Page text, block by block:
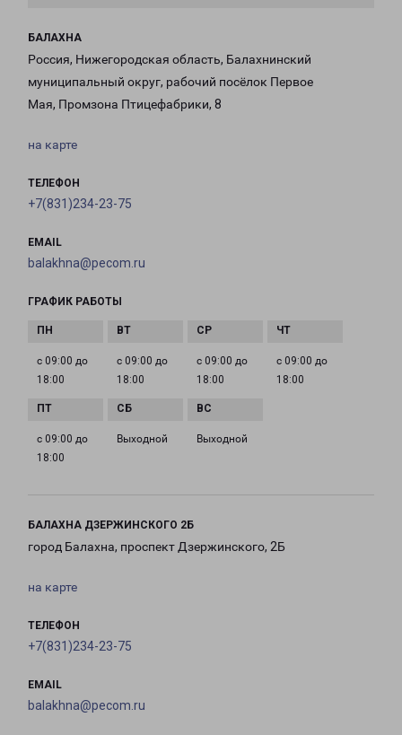
БАЛАХНА
Россия, Нижегородская область, Балахнинский
муниципальный округ, рабочий посёлок Первое
Мая, Промзона Птицефабрики, 8
на карте
ТЕЛЕФОН
+7(831)234-23-75
EMAIL
balakhna@pecom.ru
ГРАФИК РАБОТЫ
с 09:00 до
18:00
с 09:00 до
18:00
с 09:00 до
18:00
с 09:00 до
18:00
с 09:00 до
18:00
Выходной Выходной
БАЛАХНА ДЗЕРЖИНСКОГО 2Б
город Балахна, проспект Дзержинского, 2Б
на карте
ТЕЛЕФОН
+7(831)234-23-75
EMAIL
balakhna@pecom.ru